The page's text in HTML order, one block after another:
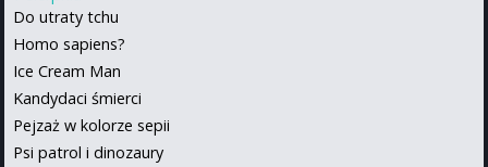
Do utraty tchu
Homo sapiens?
Ice Cream Man
Kandydaci śmierci
Pejzaż w kolorze sepii
Psi patrol i dinozaury